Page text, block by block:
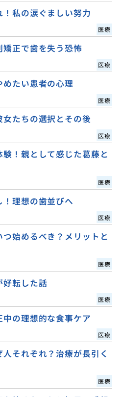
私の涙ぐましい努力
医療
正で歯を失う恐怖
医療
たい患者の心理
医療
たちの選択とその後
医療
！親として感じた葛藤と
医療
理想の歯並びへ
医療
始めるべき？メリットと
医療
好転した話
医療
の理想的な食事ケア
医療
それぞれ？治療が長引く
医療